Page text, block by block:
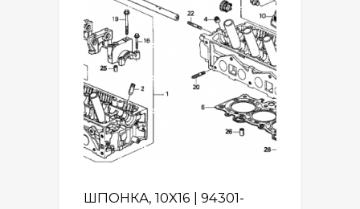
ШПОНКА, 10X16 | 94301-